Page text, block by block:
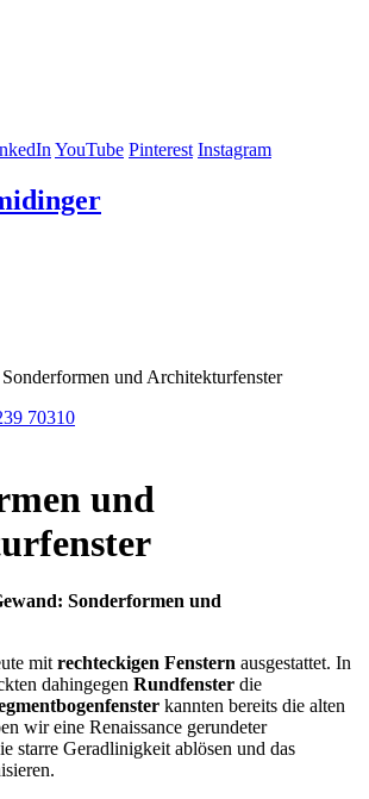
YouTube Pinterest Instagram
und Architekturfenster
70310
und
Sonderformen und
mit rechteckigen Fenstern ausgestattet. In
dahingegen Rundfenster die
kannten bereits die alten
wir eine Renaissance gerundeter
starre Geradlinigkeit ablösen und das